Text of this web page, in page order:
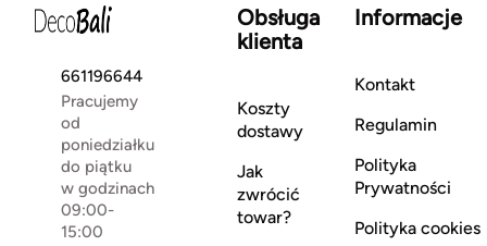
661196644
Pracujemy
od
poniedziałku
do piątku
w godzinach
09:00-
15:00
Obsługa
klienta
Koszty
dostawy
Jak
zwrócić
towar?
Informacje
Kontakt
Regulamin
Polityka
Prywatności
Polityka cookies